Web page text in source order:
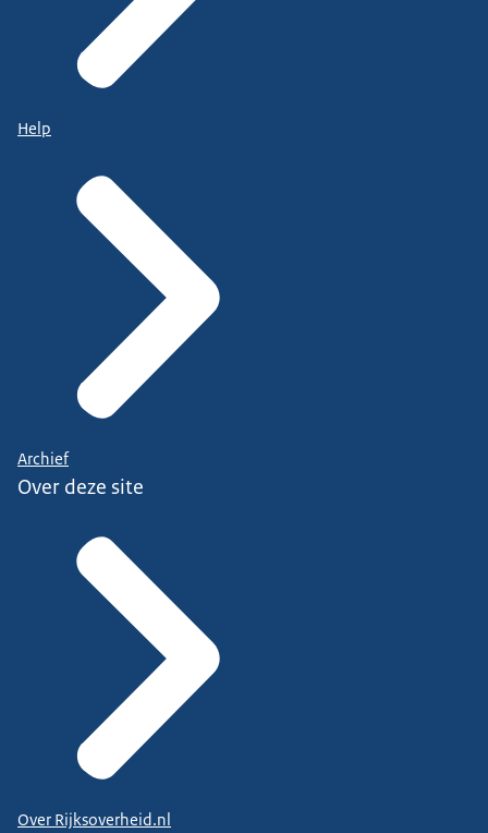
Help
Archief
Over deze site
Over Rijksoverheid.nl